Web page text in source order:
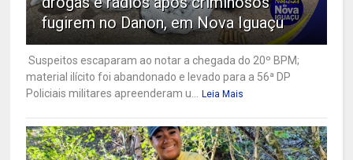
fugirem no Danon, em Nova Iguaçu
Suspeitos escaparam ao notar a chegada do 20º BPM;
material ilícito foi abandonado e levado para a 56ª DP
Policiais militares apreenderam u...
Leia Mais